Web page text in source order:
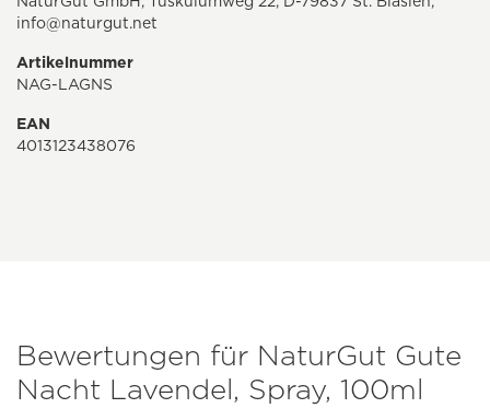
info@naturgut.net
Artikelnummer
NAG-LAGNS
EAN
4013123438076
Bewertungen für NaturGut Gute
Nacht Lavendel, Spray, 100ml